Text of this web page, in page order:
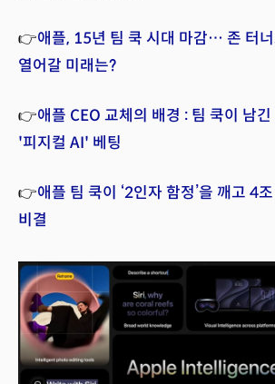
👉애플, 15년 팀 쿡 시대 마감… 존 터
열어갈 미래는?
👉애플 CEO 교체의 배경 : 팀 쿡이 남
'피지컬 AI' 베팅
👉애플 팀 쿡이 ‘2인자 함정’을 깨고 4
비결